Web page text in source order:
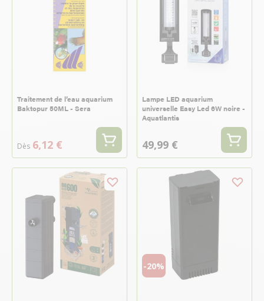
Traitement de l’eau aquarium
Baktopur 50ML - Sera
Dès 6,12 €
Lampe LED aquarium
universelle Easy Led 6W noire -
Aquatlantis
49,99 €
-20%